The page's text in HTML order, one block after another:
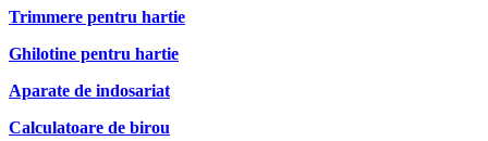
Trimmere pentru hartie
Ghilotine pentru hartie
Aparate de indosariat
Calculatoare de birou